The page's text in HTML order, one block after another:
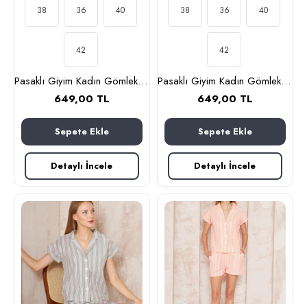
38 36 40
42
Pasaklı Giyim Kadın Gömlek-Şort Alt Üst Takım 3625310 Pembe
649,00 TL
Sepete Ekle
Detaylı İncele
38 36 40
42
Pasaklı Giyim Kadın Gömlek-Şort Alt Üst Takım 3625310 Sarı
649,00 TL
Sepete Ekle
Detaylı İncele